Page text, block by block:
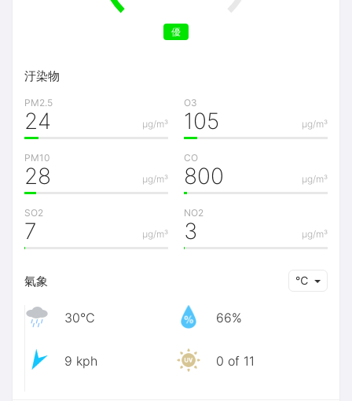
優
汙染物
PM2.5
μg/m³
24
O3
μg/m³
105
PM10
μg/m³
28
CO
μg/m³
800
SO2
μg/m³
7
NO2
μg/m³
3
氣象 ℃
30℃ 66%
9 kph 0 of 11